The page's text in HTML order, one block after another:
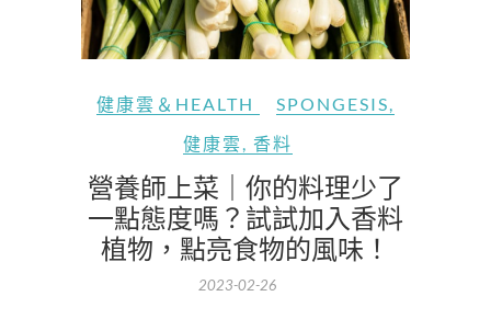
健康雲＆HEALTH SPONGESIS,
健康雲, 香料
營養師上菜｜你的料理少了
一點態度嗎？試試加入香料
植物，點亮食物的風味！
2023-02-26